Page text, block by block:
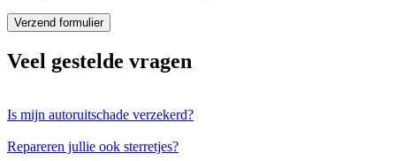
Veel gestelde vragen
Is mijn autoruitschade verzekerd?
Repareren jullie ook sterretjes?